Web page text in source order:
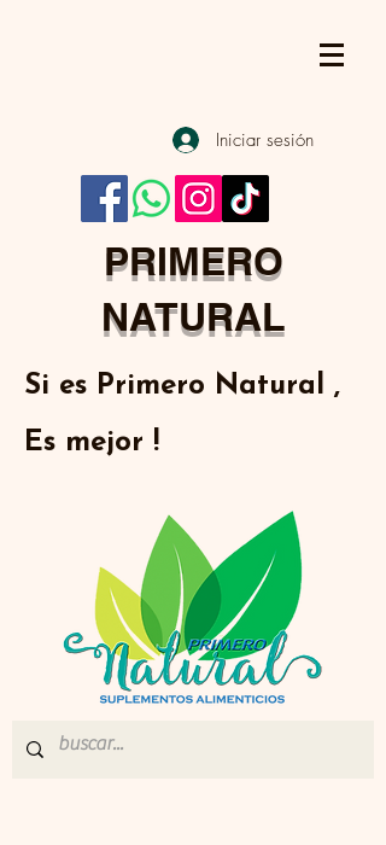
Iniciar sesión
PRIMERO
NATURAL
Si es Primero Natural ,
Es mejor !